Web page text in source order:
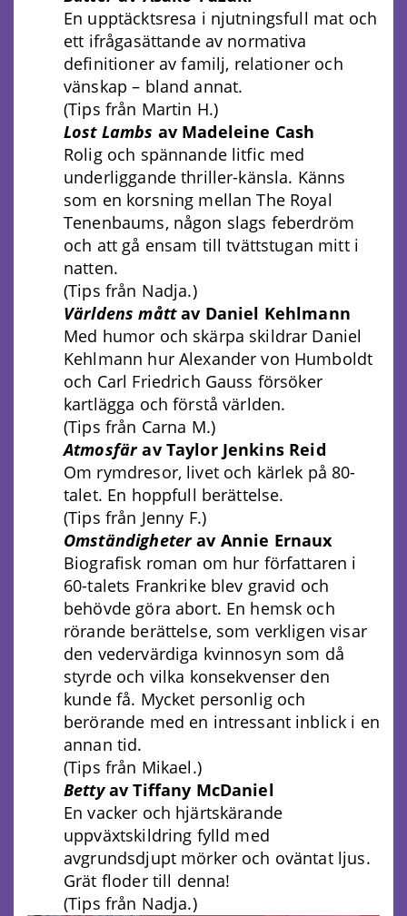
En upptäcktsresa i njutningsfull mat och
ett ifrågasättande av normativa
definitioner av familj, relationer och
vänskap – bland annat.
(Tips från Martin H.)
Lost Lambs av Madeleine Cash
Rolig och spännande litfic med
underliggande thriller-känsla. Känns
som en korsning mellan The Royal
Tenenbaums, någon slags feberdröm
och att gå ensam till tvättstugan mitt i
natten.
(Tips från Nadja.)
Världens måttav Daniel Kehlmann
Med humor och skärpa skildrar Daniel
Kehlmann hur Alexander von Humboldt
och Carl Friedrich Gauss försöker
kartlägga och förstå världen.
(Tips från Carna M.)
Atmosfärav Taylor Jenkins Reid
Om rymdresor, livet och kärlek på 80-
talet. En hoppfull berättelse.
(Tips från Jenny F.)
Omständigheterav Annie Ernaux
Biografisk roman om hur författaren i
60-talets Frankrike blev gravid och
behövde göra abort. En hemsk och
rörande berättelse, som verkligen visar
den vedervärdiga kvinnosyn som då
styrde och vilka konsekvenser den
kunde få. Mycket personlig och
berörande med en intressant inblick i en
annan tid.
(Tips från Mikael.)
Bettyav Tiffany McDaniel
En vacker och hjärtskärande
uppväxtskildring fylld med
avgrundsdjupt mörker och oväntat ljus.
Grät floder till denna!
(Tips från Nadja.)